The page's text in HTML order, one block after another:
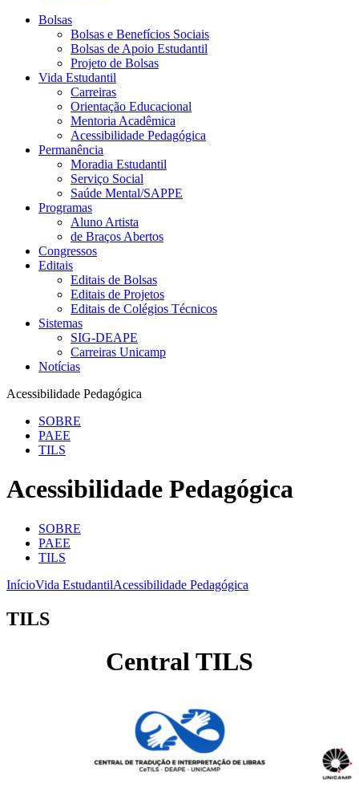
Bolsas
Bolsas e Benefícios Sociais
Bolsas de Apoio Estudantil
Projeto de Bolsas
Vida Estudantil
Carreiras
Orientação Educacional
Mentoria Acadêmica
Acessibilidade Pedagógica
Permanência
Moradia Estudantil
Serviço Social
Saúde Mental/SAPPE
Programas
Aluno Artista
de Braços Abertos
Congressos
Editais
Editais de Bolsas
Editais de Projetos
Editais de Colégios Técnicos
Sistemas
SIG-DEAPE
Carreiras Unicamp
Notícias
Acessibilidade Pedagógica
SOBRE
PAEE
TILS
Acessibilidade Pedagógica
SOBRE
PAEE
TILS
InícioVida EstudantilAcessibilidade Pedagógica
TILS
Central TILS